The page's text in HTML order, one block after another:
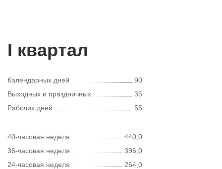
I квартал
Календарных дней
90
Выходных и праздничных
35
Рабочих дней
55
40-часовая неделя
440,0
36-часовая неделя
396,0
24-часовая неделя
264,0